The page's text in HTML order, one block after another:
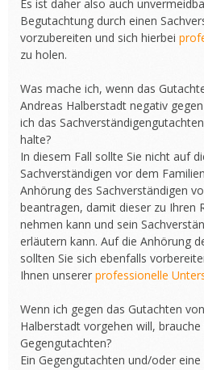
Es ist daher also auch
Begutachtung durch einen
vorzubereiten und sich hierbei
zu holen.
Was mache ich, wenn das
Andreas Halberstadt negativ
ich das
halte?
In diesem Fall sollte Sie nicht auf
Sachverständigen vor dem
Anhörung des Sachverständigen
beantragen, damit dieser zu Ihren
nehmen kann und sein
erläutern kann. Auf die Anhörung
sollten Sie sich ebenfalls
Ihnen unserer professionelle
Wenn ich gegen das Gutachten
Halberstadt vorgehen will, brauche
Gegengutachten?
Ein Gegengutachten und/oder